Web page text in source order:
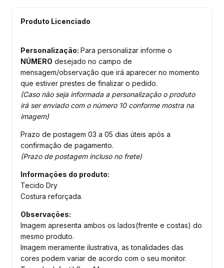
Produto Licenciado
Personalização: Para personalizar informe o
NÚMERO desejado no campo de
mensagem/observação que irá aparecer no momento
que estiver prestes de finalizar o pedido.
(Caso não seja informada a personalização o produto
irá ser enviado com o número 10 conforme mostra na
imagem)
Prazo de postagem 03 a 05 dias úteis após a
confirmação de pagamento.
(Prazo de postagem incluso no frete)
Informações do produto:
Tecido Dry
Costura reforçada.
Observações:
Imagem apresenta ambos os lados(frente e costas) do
mesmo produto.
Imagem meramente ilustrativa, as tonalidades das
cores podem variar de acordo com o seu monitor.